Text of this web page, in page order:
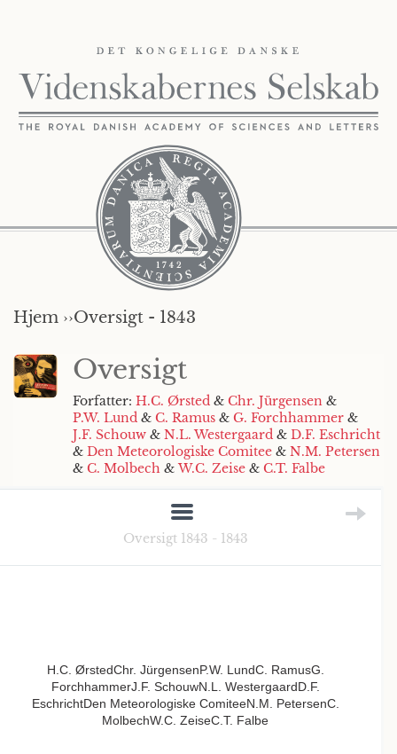
Hjem ››Oversigt - 1843
Oversigt
Forfatter: H.C. Ørsted & Chr. Jürgensen &
P.W. Lund & C. Ramus & G. Forchhammer &
J.F. Schouw & N.L. Westergaard & D.F. Eschricht
& Den Meteorologiske Comitee & N.M. Petersen
& C. Molbech &W.C. Zeise & C.T. Falbe
Oversigt 1843 - 1843
H.C. ØrstedChr. JürgensenP.W. LundC. RamusG.
ForchhammerJ.F. SchouwN.L. WestergaardD.F.
EschrichtDen Meteorologiske ComiteeN.M. PetersenC.
MolbechW.C. ZeiseC.T. Falbe